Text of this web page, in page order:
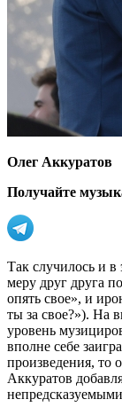
Олег Аккуратов
Получайте
Так случилось и в
меру друг друга
опять свое», и
ты за свое?»). На
уровень
вполне себе
произведения, то
Аккуратов